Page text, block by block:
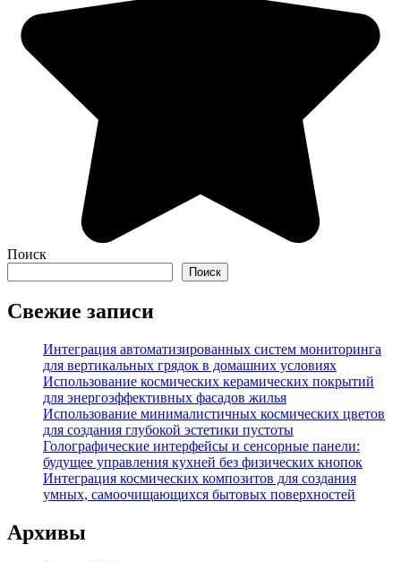
Поиск
Поиск
Свежие записи
Интеграция автоматизированных систем мониторинга
для вертикальных грядок в домашних условиях
Использование космических керамических покрытий
для энергоэффективных фасадов жилья
Использование минималистичных космических цветов
для создания глубокой эстетики пустоты
Голографические интерфейсы и сенсорные панели:
будущее управления кухней без физических кнопок
Интеграция космических композитов для создания
умных, самоочищающихся бытовых поверхностей
Архивы